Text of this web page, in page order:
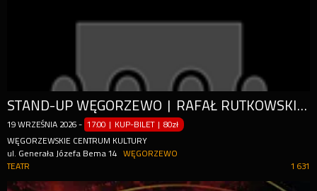
STAND-UP WĘGORZEWO | RAFAŁ RUTKOWSKI W PROGRAMIE "WEHIKUŁ CZASU"
19 WRZEŚNIA 2026 - 17:00 | KUP-BILET |80zł
WĘGORZEWSKIE CENTRUM KULTURY
ul. Generała Józefa Bema 14
WĘGORZEWO
1 631
TEATR